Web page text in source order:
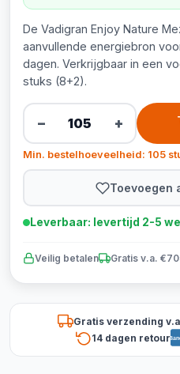
De Vadigran Enjoy Nature
aanvullende energiebron
dagen. Verkrijgbaar in een
stuks (8+2).
− +
Min. bestelhoeveelheid: 105
Toevoegen
Leverbaar: levertijd 2-5
Veilig betalen Gratis v.a.
Gratis verzending
14 dagen retour